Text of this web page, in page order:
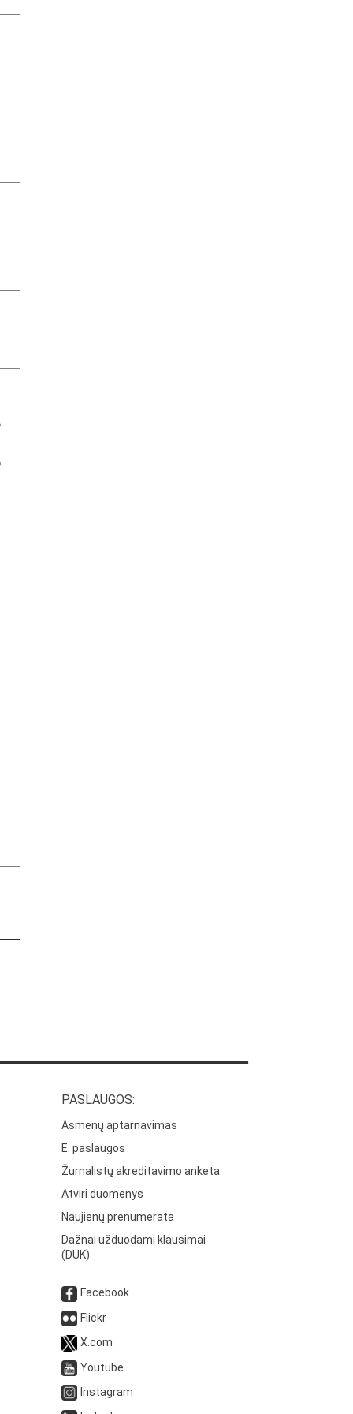
PASLAUGOS:
Asmenų aptarnavimas
E. paslaugos
Žurnalistų akreditavimo anketa
Atviri duomenys
Naujienų prenumerata
Dažnai užduodami klausimai
(DUK)
Facebook
Flickr
X.com
Youtube
Instagram